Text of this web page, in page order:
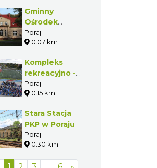
Gminny
Ośrodek
Kultury im.
Janusza
w Poraju
Poraj
0.07 km
Kompleks
rekreacyjno -
sportowo -
kulturalny w
Poraj
0.15 km
Stara Stacja
PKP w Poraju
Poraj
0.30 km